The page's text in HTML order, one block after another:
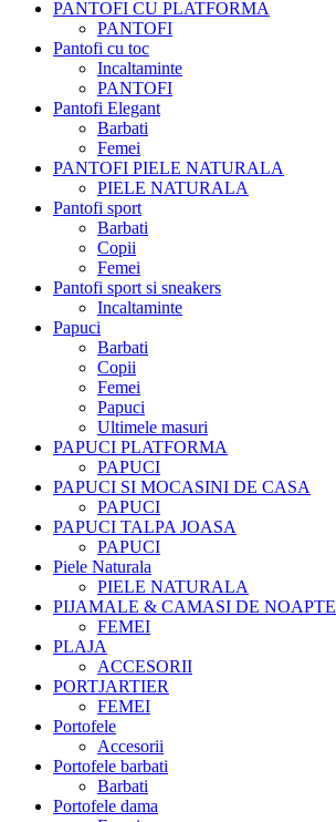
PANTOFI CU PLATFORMA
PANTOFI
Pantofi cu toc
Incaltaminte
PANTOFI
Pantofi Elegant
Barbati
Femei
PANTOFI PIELE NATURALA
PIELE NATURALA
Pantofi sport
Barbati
Copii
Femei
Pantofi sport si sneakers
Incaltaminte
Papuci
Barbati
Copii
Femei
Papuci
Ultimele masuri
PAPUCI PLATFORMA
PAPUCI
PAPUCI SI MOCASINI DE CASA
PAPUCI
PAPUCI TALPA JOASA
PAPUCI
Piele Naturala
PIELE NATURALA
PIJAMALE & CAMASI DE NOAPTE
FEMEI
PLAJA
ACCESORII
PORTJARTIER
FEMEI
Portofele
Accesorii
Portofele barbati
Barbati
Portofele dama